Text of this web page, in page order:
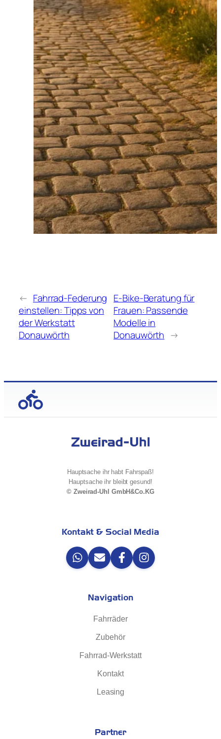
← Fahrrad-Federung
einstellen: Tipps von
der Werkstatt
Donauwörth
E-Bike-Beratung für
Frauen: Passende
Modelle in
Donauwörth →
Hauptsache ihr habt Fahrspaß!
Hauptsache ihr bleibt gesund!
© Zweirad-Uhl GmbH&Co.KG
Kontakt & Social Media
Navigation
Fahrräder
Zubehör
Fahrrad-Werkstatt
Kontakt
Leasing
Partner